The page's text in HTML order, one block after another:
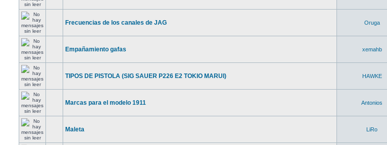
Frecuencias de los canales de JAG Oruga
Empañamiento gafas xemahb
TIPOS DE PISTOLA (SIG SAUER P226 E2 TOKIO MARUI) HAWKE
Marcas para el modelo 1911 Antonios
Maleta LiRo